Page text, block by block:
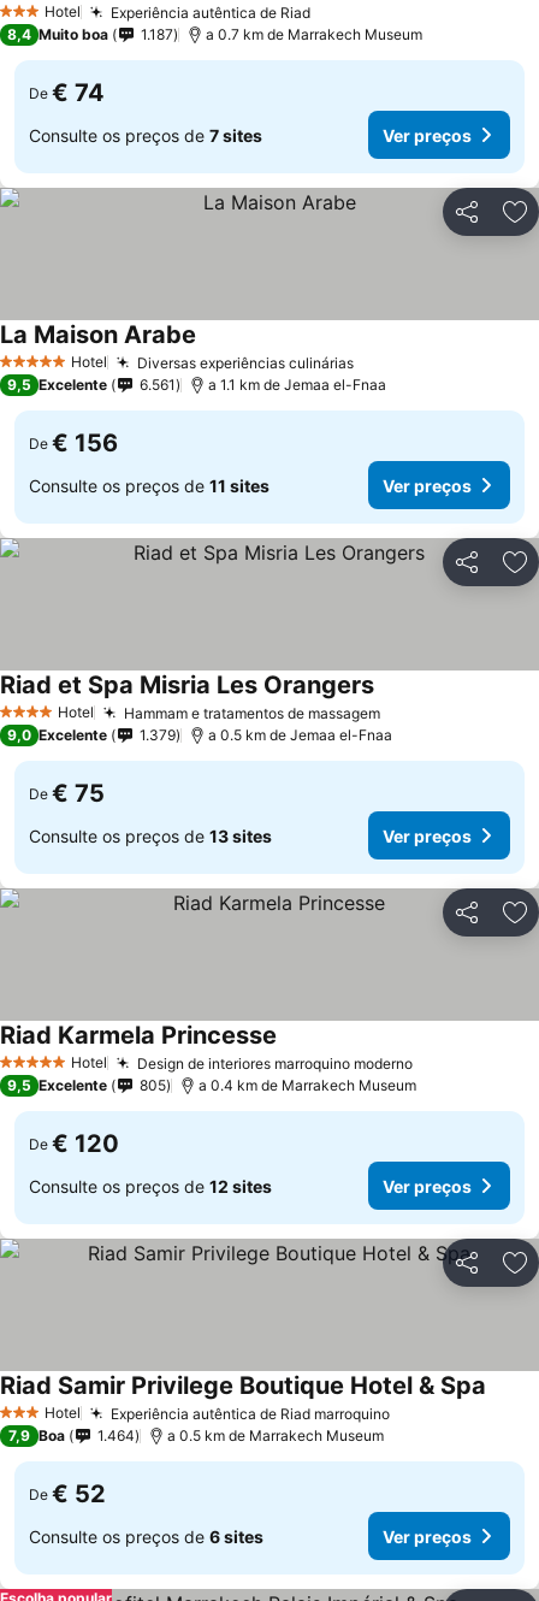
3 EstrelasHotel Experiência autêntica de Riad
8,4 Muito boa 1.187 a 0.7 km de Marrakech Museum
De € 74
Consulte os preços de 7 sites Ver preços
Partilhar
5 Estrelas Hotel Diversas experiências culinárias
La Maison Arabe
9,5 Excelente 6.561 a 1.1 km de Jemaa el-Fnaa
De € 156
Consulte os preços de 11 sites Ver preços
Partilhar
4 EstrelasHotel Hammam e tratamentos de massagem
Riad et Spa Misria Les Orangers
9,0 Excelente 1.379 a 0.5 km de Jemaa el-Fnaa
De € 75
Consulte os preços de 13 sites Ver preços
Partilhar
5 Estrelas Hotel Design de interiores marroquino moderno
Riad Karmela Princesse
9,5 Excelente 805 a 0.4 km de Marrakech Museum
De € 120
Consulte os preços de 12 sites Ver preços
Partilhar
3 EstrelasHotel Experiência autêntica de Riad marroquino
Riad Samir Privilege Boutique Hotel & Spa
7,9 Boa 1.464 a 0.5 km de Marrakech Museum
De € 52
Consulte os preços de 6 sites Ver preços